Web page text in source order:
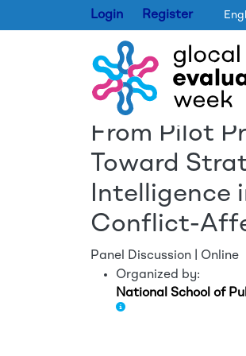
Login Register
From Pilot
Toward
Intelligence
Conflict-
Panel Discussion | Online
Organized by:
National School of